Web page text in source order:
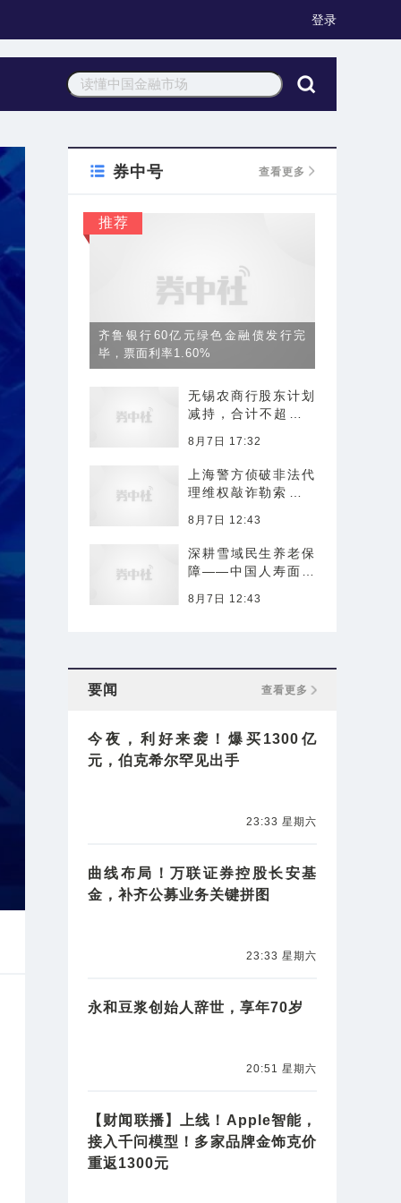
登录
券中号 查看更多
推荐
齐鲁银行60亿元绿色金融债发行完
毕，票面利率1.60%
无锡农商行股东计划
减持，合计不超过1.
8月7日 17:32
上海警方侦破非法代
理维权敲诈勒索案 2
8月7日 12:43
深耕雪域民生养老保
障——中国人寿面向
年金保险产品
8月7日 12:43
要闻 查看更多
今夜，利好来袭！爆买1300亿
元，伯克希尔罕见出手
23:33 星期六
曲线布局！万联证券控股长安基
金，补齐公募业务关键拼图
23:33 星期六
永和豆浆创始人辞世，享年70岁
20:51 星期六
【财闻联播】上线！Apple智能，
接入千问模型！多家品牌金饰克价
重返1300元